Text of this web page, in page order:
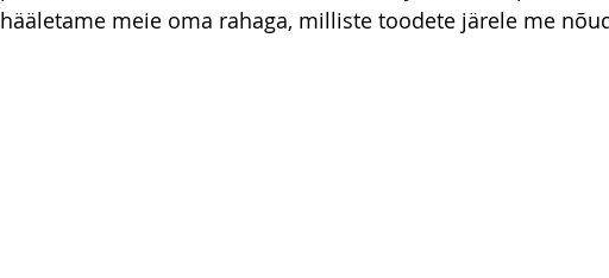
hääletame meie oma rahaga, milliste toodete järele me